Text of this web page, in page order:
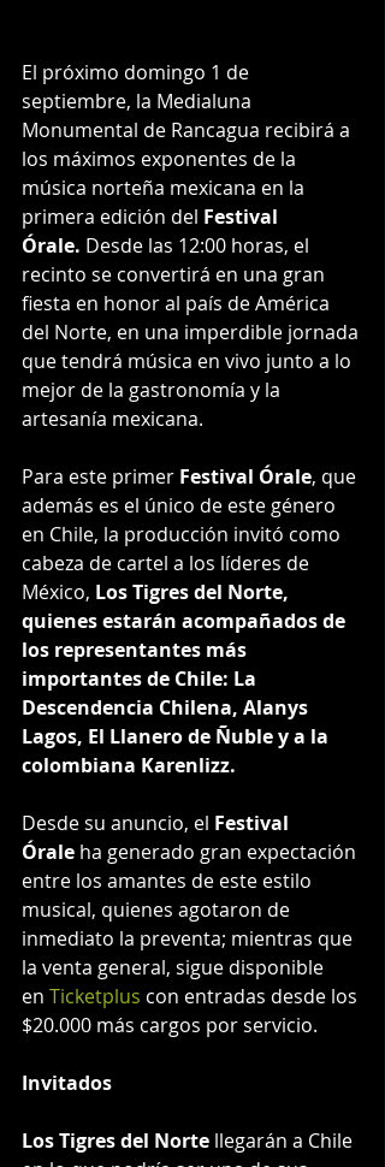
El próximo domingo 1 de
septiembre, la Medialuna
Monumental de Rancagua recibirá a
los máximos exponentes de la
música norteña mexicana en la
primera edición del Festival
Órale. Desde las 12:00 horas, el
recinto se convertirá en una gran
fiesta en honor al país de América
del Norte, en una imperdible jornada
que tendrá música en vivo junto a lo
mejor de la gastronomía y la
artesanía mexicana.
Para este primer Festival Órale, que
además es el único de este género
en Chile, la producción invitó como
cabeza de cartel a los líderes de
México, Los Tigres del Norte,
quienes estarán acompañados de
los representantes más
importantes de Chile: La
Descendencia Chilena, Alanys
Lagos, El Llanero de Ñuble y a la
colombiana Karenlizz.
Desde su anuncio, el Festival
Órale ha generado gran expectación
entre los amantes de este estilo
musical, quienes agotaron de
inmediato la preventa; mientras que
la venta general, sigue disponible
en Ticketplus con entradas desde los
$20.000 más cargos por servicio.
Invitados
Los Tigres del Norte llegarán a Chile